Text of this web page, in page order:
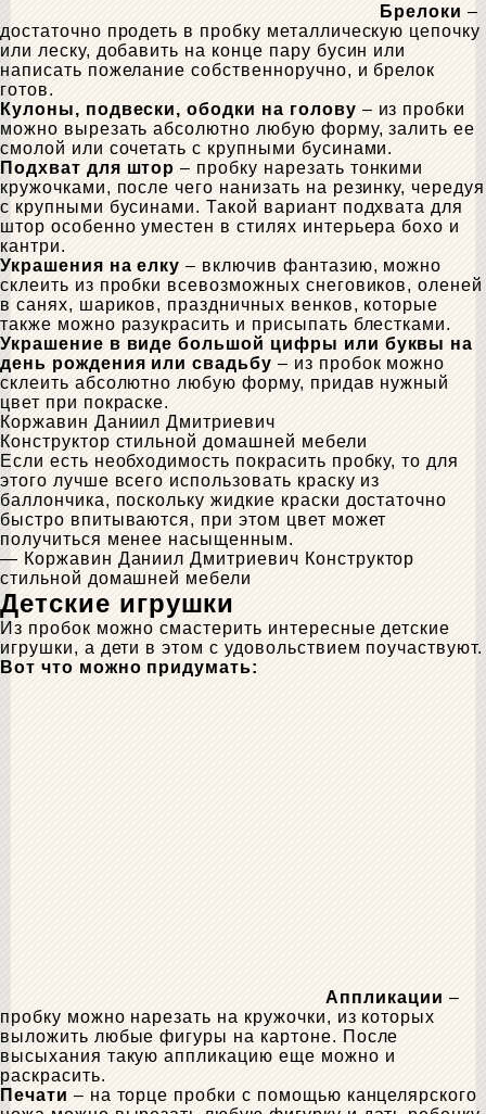
Брелоки –
достаточно продеть в пробку металлическую цепочку
или леску, добавить на конце пару бусин или
написать пожелание собственноручно, и брелок
готов.
Кулоны, подвески, ободки на голову – из пробки
можно вырезать абсолютно любую форму, залить ее
смолой или сочетать с крупными бусинами.
Подхват для штор – пробку нарезать тонкими
кружочками, после чего нанизать на резинку, чередуя
с крупными бусинами. Такой вариант подхвата для
штор особенно уместен в стилях интерьера бохо и
кантри.
Украшения на елку – включив фантазию, можно
склеить из пробки всевозможных снеговиков, оленей
в санях, шариков, праздничных венков, которые
также можно разукрасить и присыпать блестками.
Украшение в виде большой цифры или буквы на
день рождения или свадьбу – из пробок можно
склеить абсолютно любую форму, придав нужный
цвет при покраске.
Коржавин Даниил Дмитриевич
Конструктор стильной домашней мебели
Если есть необходимость покрасить пробку, то для
этого лучше всего использовать краску из
баллончика, поскольку жидкие краски достаточно
быстро впитываются, при этом цвет может
получиться менее насыщенным.
— Коржавин Даниил Дмитриевич Конструктор
стильной домашней мебели
Детские игрушки
Из пробок можно смастерить интересные детские
игрушки, а дети в этом с удовольствием поучаствуют.
Вот что можно придумать:
Аппликации –
пробку можно нарезать на кружочки, из которых
выложить любые фигуры на картоне. После
высыхания такую аппликацию еще можно и
раскрасить.
Печати – на торце пробки с помощью канцелярского